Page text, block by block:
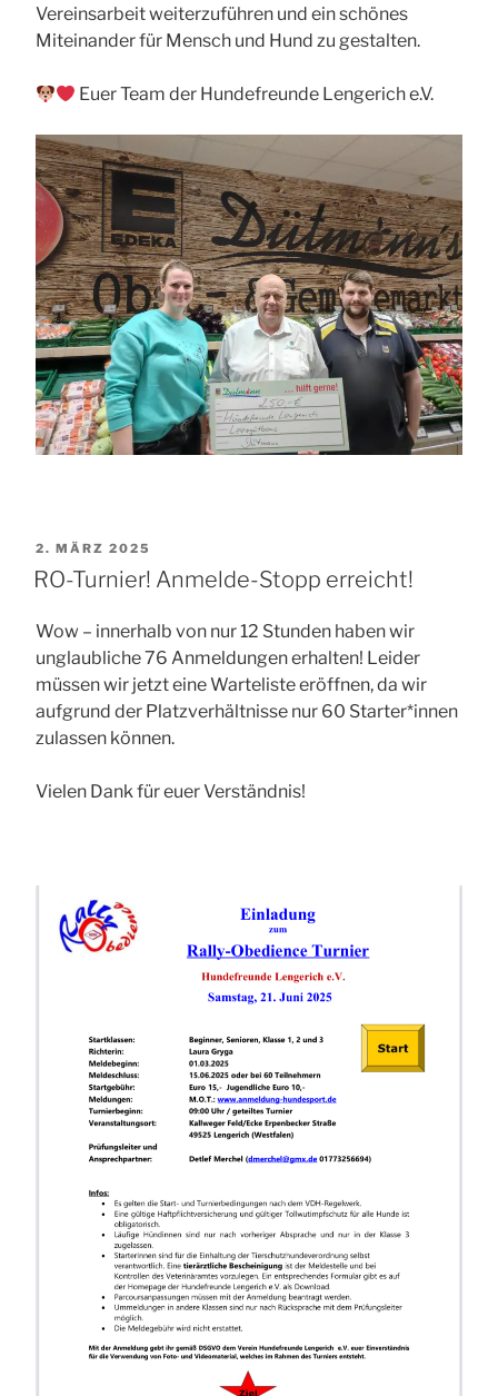
Vereinsarbeit weiterzuführen und ein schönes
Miteinander für Mensch und Hund zu gestalten.
Euer Team der Hundefreunde Lengerich e.V.
VERÖFFENTLICHT
AM
2. MÄRZ 2025
RO-Turnier! Anmelde-Stopp erreicht!
Wow – innerhalb von nur 12 Stunden haben wir
unglaubliche 76 Anmeldungen erhalten! Leider
müssen wir jetzt eine Warteliste eröffnen, da wir
aufgrund der Platzverhältnisse nur 60 Starter*innen
zulassen können.
Vielen Dank für euer Verständnis!